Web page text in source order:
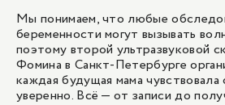
Мы понимаем, что любые
беременности могут вызывать
поэтому второй ультразвуковой
Фомина в Санкт-Петербурге
каждая будущая мама чувствовала
уверенно. Всё — от записи до